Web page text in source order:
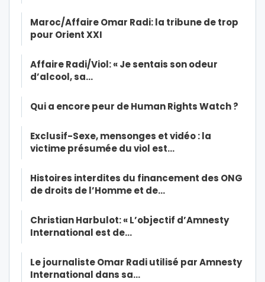
Maroc/Affaire Omar Radi: la tribune de trop
pour Orient XXI
Affaire Radi/Viol: « Je sentais son odeur
d’alcool, sa…
Qui a encore peur de Human Rights Watch ?
Exclusif-Sexe, mensonges et vidéo : la
victime présumée du viol est…
Histoires interdites du financement des ONG
de droits de l’Homme et de…
Christian Harbulot: « L’objectif d’Amnesty
International est de…
Le journaliste Omar Radi utilisé par Amnesty
International dans sa…